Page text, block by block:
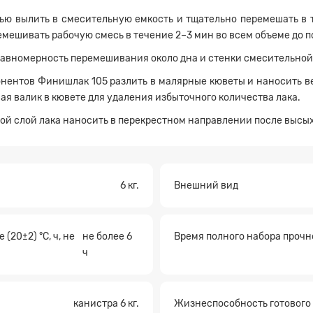
вылить в смесительную емкость и тщательно перемешать в
рабочую смесь в течение 2–3 мин во всем объеме до
перемешивания около дна и стенки
Финишлак 105 разлить в малярные кюветы и
валик в кювете для удаления избыточного количества лака.
слой лака наносить в перекрестном направлении после
6 кг. Внешний вид
(20±2) °С, ч, не
не более 6
ч
Время полного набора
канистра 6 кг. Жизнеспособность
на расчет